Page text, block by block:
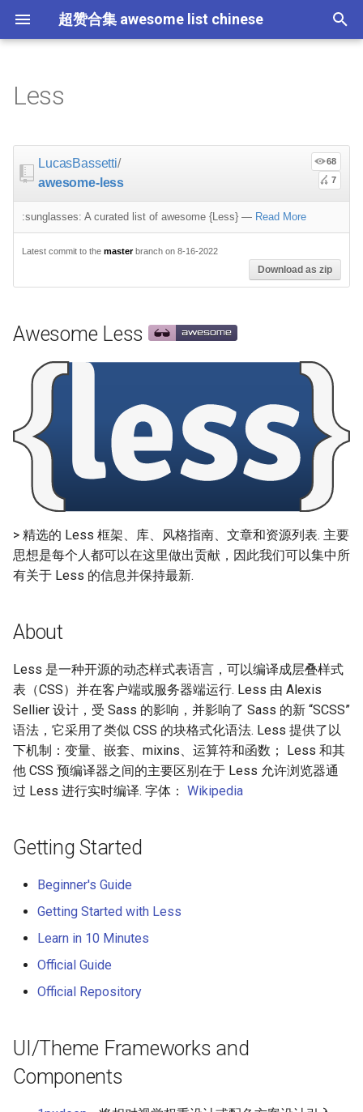
超赞合集 awesome list chinese
a
z
n
e
h
Node.js
前端开发
Android
React Native
Xamarin
Linux 内容
macOS
macOS 内容
屏保
开源应用
watchOS
JVM
Salesforce
Amazon Web Services
Windows
Heroku
Raspberry Pi
JavaScript
JavaScript 内容 Standard Style
Tips
Maintenance Modules
npm
AVA
Functional Programming
Swift
Swift 内容
练习
Scientific Audio
Haskell
PureScript
Scala
Ruby
Clojure
ClojureScript
Elixir
Elm
Erlang
Julia
C/C++
Critical-Path Tools
Scalability
必看讲座
Protips
Relay
Tips
Awesome Less
About
Getting Started
UI/Theme Frameworks and
Components
Libraries and Mixins
Grid
Media Queries
Animation
Miscellaneous
Style Guides
Ports of Less
PHP
Python
Ruby
GUIs, Editors and Plugins
Online Less Compilers
Online Web
IDEs/Playgrounds with Less
support
Translations
Articles
Books
Flask
Docker
Vagrant
Pyramid
Symfony 内容
Laravel
Laravel 内容
Rails
Rails 内容
Phalcon
有用的.
nginx
Dropwizard
Kubernetes
Lumen
Apache Wicket
Vert.x
Terraform
Vapor
大学课程
数据科学
数据科学内容
机器学习
Ruby 机器学习
H2O
NLP with Ruby
加密
加密内容
深度学习
深度学习内容
论文
深度视觉
开放的社会大学
函数式变成
静态分析和代码质量
信息检索
大数据
Hadoop
数据工程
Streaming
论文精选
演讲
算法
算法可视化
数学
递归
免费编程书籍
免费软件测试书籍
Go 书籍
R 书籍
Sublime Text
Vim
Atom
Visual Studio Code
游戏开发
游戏演讲
Godot
开源游戏
PICO-8
Game Boy Development
Construct 2
Gideros
Quick Look Plugins
Dev Env
Dotfiles
Shell
GitHub
GitHub 内容
Cheat Sheet
Git Cheat Sheet & Git Flow
Git Tips
Git Add-ons
SSH
FOSS for Developers
Hyper
PowerShell
Alfred Workflows
Terminals Are Sexy
Science Fiction
Fantasy
Podcasts
Email Newsletters
Database
MySQL
InfluxDB
Neo4j
PostgreSQL
CouchDB
Creative Commons Media
Fonts
Codeface
Stock Resources
Audio Visualization
Broadcasting
FFmpeg
CLI Workshoppers
学习编程
演讲
科技视频
教育游戏
学习 JavaScript
应用安全
安全
夺旗赛
恶意软件分析
Incident Response
Vehicle Security and Car
Hacking
Web 安全
Lockpicking
Umbraco
Drupal
Robotics
IOT
Electronics
Bluetooth Beacons
Open Companies
Places to Post Your Startup
OKR Methodology
Leading and Managing
Slack
Slack 内容
远程工作
生产力
软件定义网络
网络分析
PCAPTools
比特币
波场
Non-Financial Blockchain
Mastodon
JSON
JSON 内容 Datasets
学生开发者优惠
Sysadmin
REST
Selenium
持续集成与交付
Services Engineering
开发者免费
Answers
Sketch
脚手架
Readme
Tools
设计与开发指南
工程师博客
Self Hosted
FOSS Production Apps
Less
LucasBassetti/
awesome-less
68
7
:sunglasses: A curated list of awesome {Less} — Read More
Latest commit to the masterbranch on 8-16-2022
Download as zip
Awesome Less
> 精选的 Less 框架、库、风格指南、文章和资源列表. 主要
思想是每个人都可以在这里做出贡献，因此我们可以集中所
有关于 Less 的信息并保持最新.
About
Less 是一种开源的动态样式表语言，可以编译成层叠样式
表（CSS）并在客户端或服务器端运行. Less 由 Alexis
Sellier 设计，受 Sass 的影响，并影响了 Sass 的新 “SCSS”
语法，它采用了类似 CSS 的块格式化语法. Less 提供了以
下机制：变量、嵌套、mixins、运算符和函数； Less 和其
他 CSS 预编译器之间的主要区别在于 Less 允许浏览器通
过 Less 进行实时编译. 字体： Wikipedia
Getting Started
Beginner's Guide
Getting Started with Less
Learn in 10 Minutes
Official Guide
Official Repository
UI/Theme Frameworks and
Components